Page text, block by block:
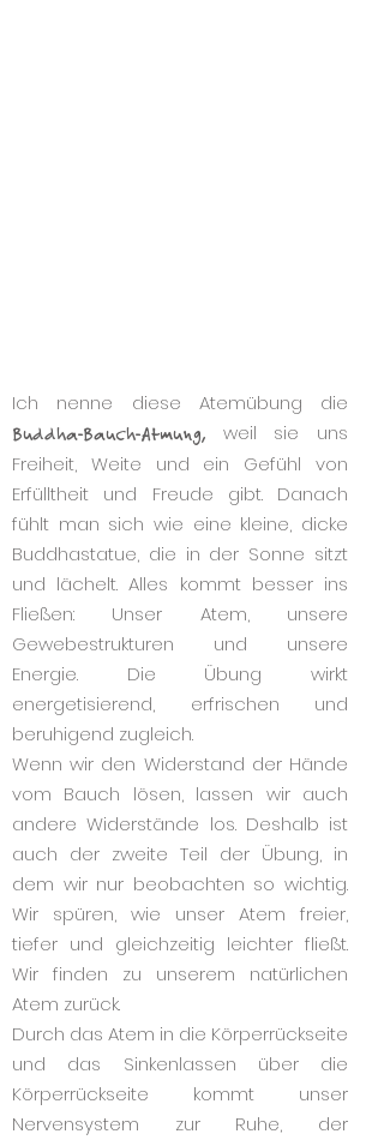
Ich nenne diese Atemübung die
Buddha-Bauch-Atmung, weil sie uns
Freiheit, Weite und ein Gefühl von
Erfülltheit und Freude gibt. Danach
fühlt man sich wie eine kleine, dicke
Buddhastatue, die in der Sonne sitzt
und lächelt. Alles kommt besser ins
Fließen: Unser Atem, unsere
Gewebestrukturen und unsere
Energie. Die Übung wirkt
energetisierend, erfrischen und
beruhigend zugleich.
Wenn wir den Widerstand der Hände
vom Bauch lösen, lassen wir auch
andere Widerstände los. Deshalb ist
auch der zweite Teil der Übung, in
dem wir nur beobachten so wichtig.
Wir spüren, wie unser Atem freier,
tiefer und gleichzeitig leichter fließt.
Wir finden zu unserem natürlichen
Atem zurück.
Durch das Atem in die Körperrückseite
und das Sinkenlassen über die
Körperrückseite kommt unser
Nervensystem zur Ruhe, der